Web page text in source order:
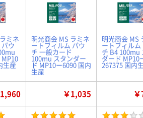
ミネ
ウ
生産
明光商会 MS ラミネ
ートフィルム パウ
チ 一般カード
100mu スタンダー
ド MP10ー6090 国内
生産
明光商会 MS
ートフィルム
チ B4 100mu
ダード MP10
267375 国内
￥1,035